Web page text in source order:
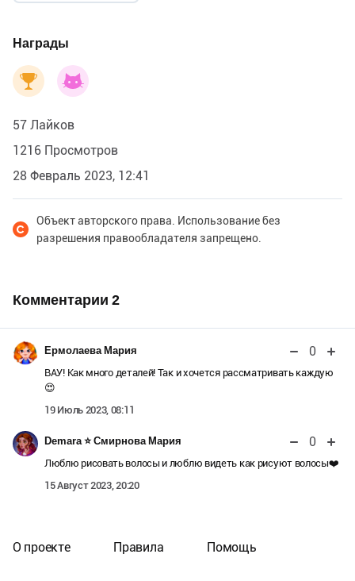
Награды
57 Лайков
1216 Просмотров
28 Февраль 2023, 12:41
Объект авторского права. Использование без
разрешения правообладателя запрещено.
Комментарии 2
Ермолаева Мария 0
ВАУ! Как много деталей! Так и хочется рассматривать каждую
😍
19 Июль 2023, 08:11
Demara ⭐️ Смирнова Мария 0
Люблю рисовать волосы и люблю видеть как рисуют волосы❤️
15 Август 2023, 20:20
О проекте Правила Помощь